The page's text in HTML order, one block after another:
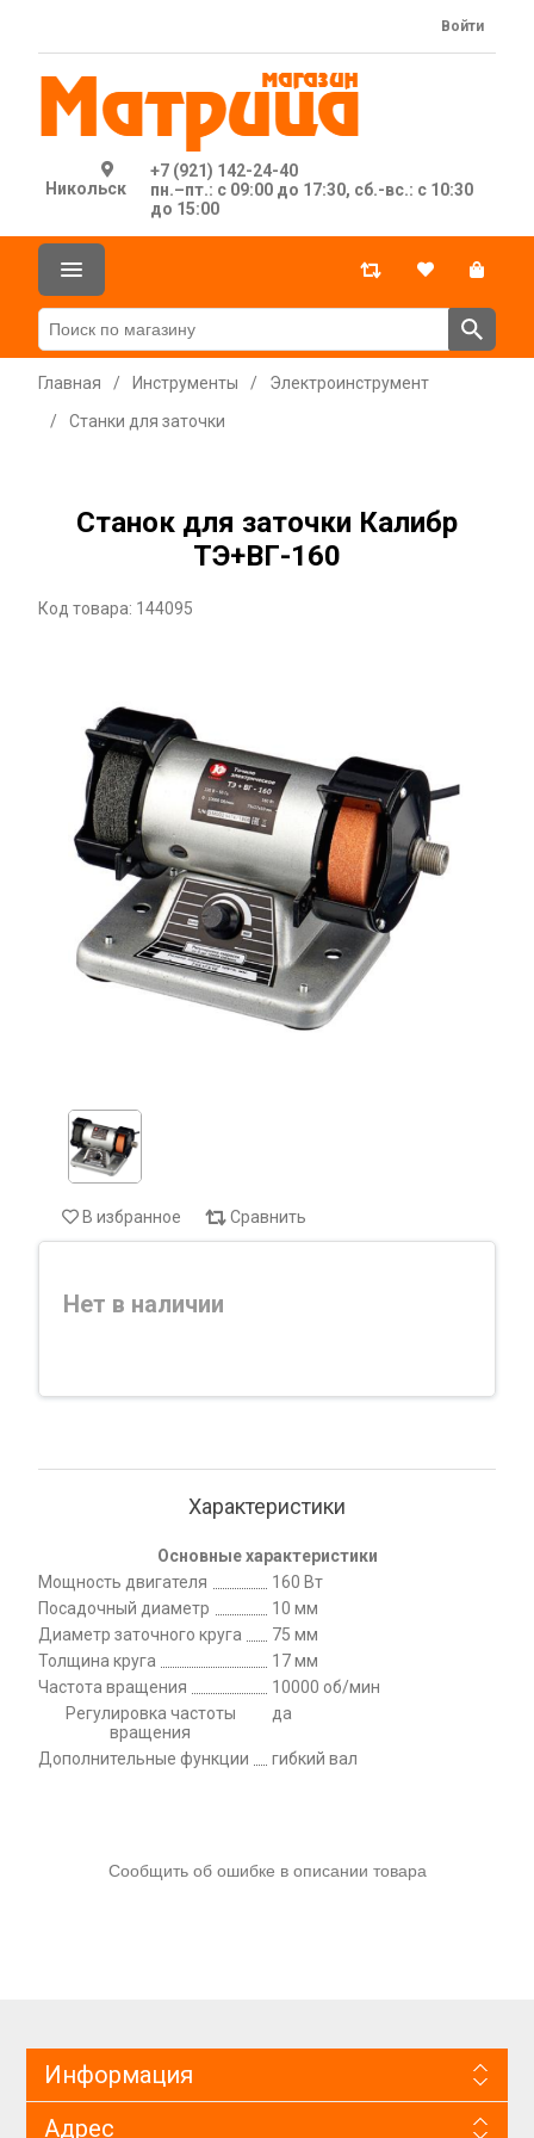
Никольск
+7 (921) 142-24-40
пн.–пт.: с 09:00 до 17:30, сб.-вс.: с 10:30
до 15:00
Войти
Главная / Инструменты /
Электроинструмент
/
Станки для заточки
Станок для заточки Калибр
ТЭ+ВГ-160
Код товара: 144095
В избранное Сравнить
Нет в наличии
Характеристики
Основные характеристики
Мощность двигателя
160 Вт
Посадочный диаметр
10 мм
Диаметр заточного круга
75 мм
Толщина круга
17 мм
Частота вращения
10000 об/мин
Регулировка частоты
вращения
да
Дополнительные функции гибкий вал
Сообщить об ошибке в описании товара
Информация
Адрес